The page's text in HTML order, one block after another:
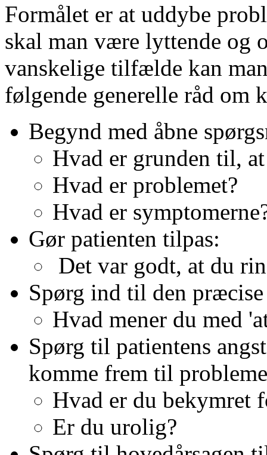
Formålet er at uddybe
skal man være lyttende og
vanskelige tilfælde kan
følgende generelle råd om
Begynd med åbne
Hvad er grunden til,
Hvad er problemet?
Hvad er
Gør patienten tilpas:
Det var godt, at du
Spørg ind til den
Hvad mener du med
Spørg til patientens
komme frem til
Hvad er du bekymret
Er du urolig?